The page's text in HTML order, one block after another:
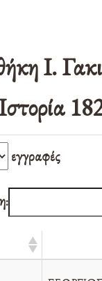
Ι.
εγγραφές